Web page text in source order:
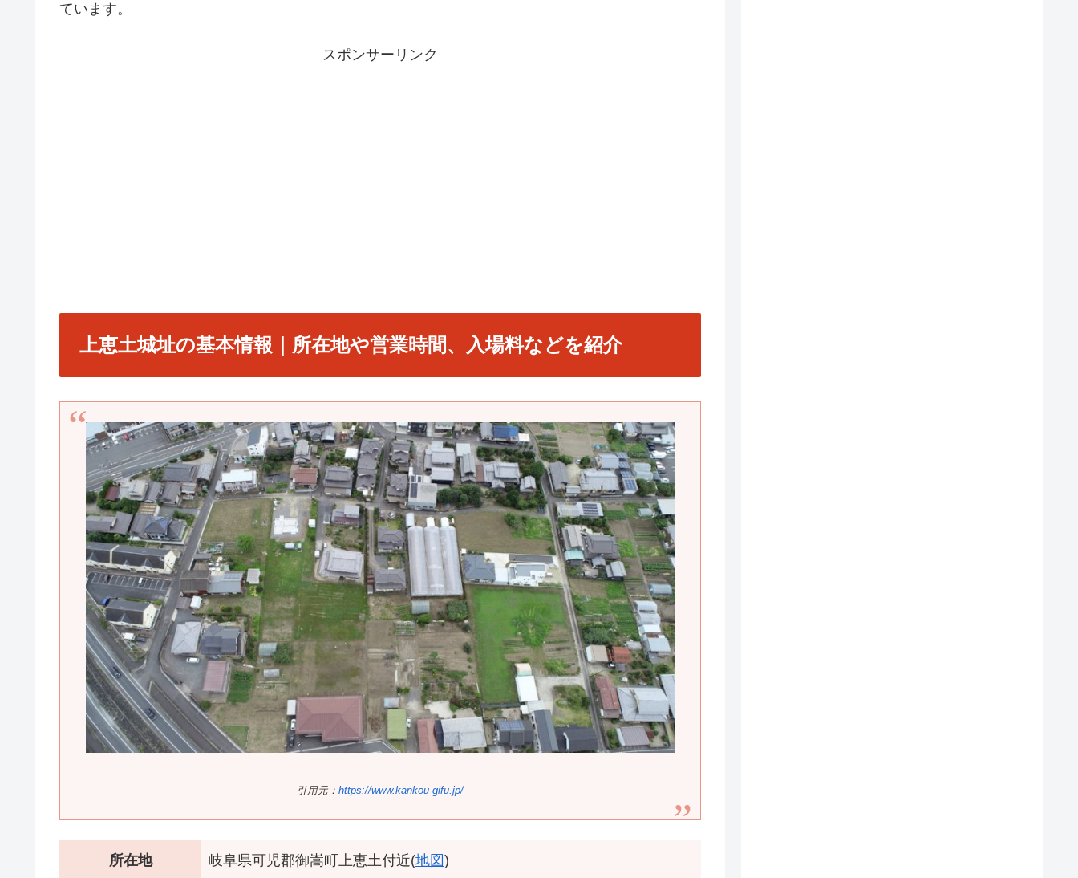
ています。
スポンサーリンク
上恵土城址の基本情報｜所在地や営業時間、入場料などを紹介
引用元： https://www.kankou-gifu.jp/
所在地 岐阜県可児郡御嵩町上恵土付近(地図)